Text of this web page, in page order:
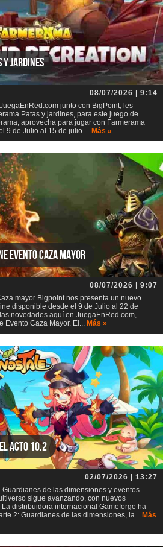
y jardines
08/07/2026 | 9:14
junto con BigPoint, les
Patas y jardines, para este juego de
aprovecha para jugar con Farmerama
9 de Julio al 15 de julio.... Más »
Evento Caza mayor
08/07/2026 | 9:07
mayor Bigpoint nos presenta un nuevo
disponible desde el 9 de Julio al 22 de
novedades aquí en JuegaEnRed.com,
Caza Mayor. El... Más »
Acto 10.2
02/07/2026 | 13:27
Guardianes de las dimensiones y eventos
sigue avanzando, con nuevos
distribuidora internacional Gameforge ha
2: Guardianes de las dimensiones, la... Más